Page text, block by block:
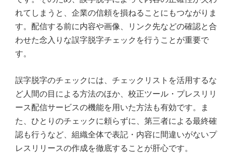
れてしまうと、企業の信頼を損ねることにもつながりま
す。配信する前に内容や画像、リンク先などの確認と合
わせた念入りな誤字脱字チェックを行うことが重要で
す。
誤字脱字のチェックには、チェックリストを活用するな
ど人間の目による方法のほか、校正ツール・プレスリリ
ース配信サービスの機能を用いた方法も有効です。ま
た、ひとりのチェックに頼らずに、第三者による最終確
認も行うなど、組織全体で表記・内容に間違いがないプ
レスリリースの作成を徹底することが肝心です。